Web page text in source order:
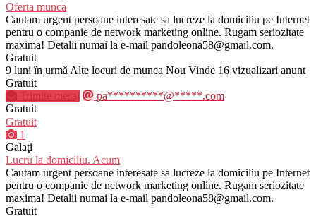
Oferta munca
Cautam urgent persoane interesate sa lucreze la domiciliu pe Internet
pentru o companie de network marketing online. Rugam seriozitate
maxima! Detalii numai la e-mail pandoleona58@gmail.com.
Gratuit
9 luni în urmă Alte locuri de munca Nou Vinde 16 vizualizari anunt
Gratuit
Trimite mesaj
pa**********@*****.com
Gratuit
Gratuit
1
Galaţi
Lucru la domiciliu. Acum
Cautam urgent persoane interesate sa lucreze la domiciliu pe Internet
pentru o companie de network marketing online. Rugam seriozitate
maxima! Detalii numai la e-mail pandoleona58@gmail.com.
Gratuit